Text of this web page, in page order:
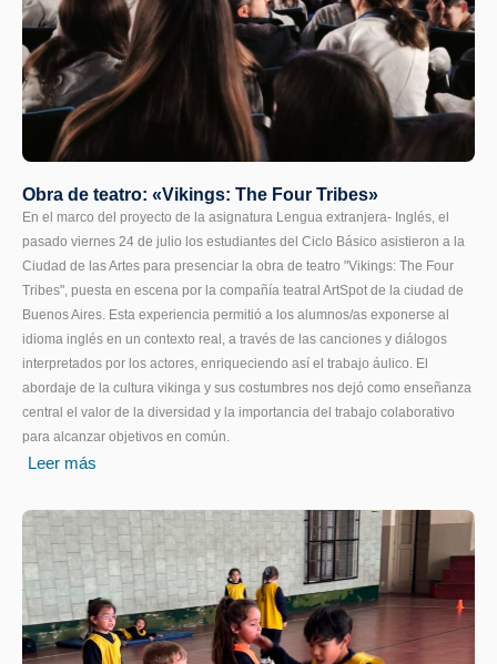
Obra de teatro: «Vikings: The Four Tribes»
En el marco del proyecto de la asignatura Lengua extranjera- Inglés, el
pasado viernes 24 de julio los estudiantes del Ciclo Básico asistieron a la
Ciudad de las Artes para presenciar la obra de teatro "Vikings: The Four
Tribes", puesta en escena por la compañía teatral ArtSpot de la ciudad de
Buenos Aires. Esta experiencia permitió a los alumnos/as exponerse al
idioma inglés en un contexto real, a través de las canciones y diálogos
interpretados por los actores, enriqueciendo así el trabajo áulico. El
abordaje de la cultura vikinga y sus costumbres nos dejó como enseñanza
central el valor de la diversidad y la importancia del trabajo colaborativo
para alcanzar objetivos en común.
Leer más